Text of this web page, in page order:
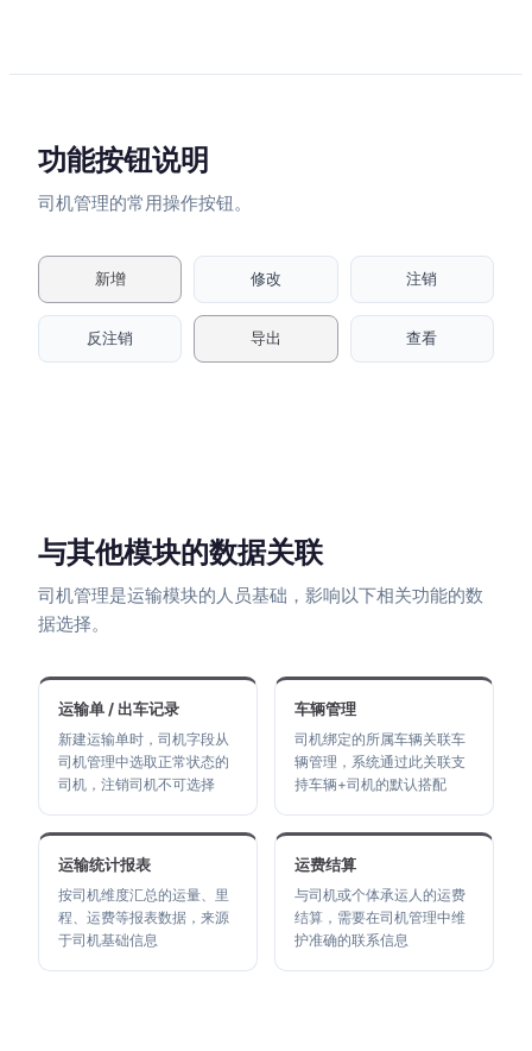
功能按钮说明
司机管理的常用操作按钮。
新增 修改 注销
反注销 导出 查看
与其他模块的数据关联
司机管理是运输模块的人员基础，影响以下相关功能的数
据选择。
运输单 / 出车记录
新建运输单时，司机字段从
司机管理中选取正常状态的
司机，注销司机不可选择
车辆管理
司机绑定的所属车辆关联车
辆管理，系统通过此关联支
持车辆+司机的默认搭配
运输统计报表
按司机维度汇总的运量、里
程、运费等报表数据，来源
于司机基础信息
运费结算
与司机或个体承运人的运费
结算，需要在司机管理中维
护准确的联系信息